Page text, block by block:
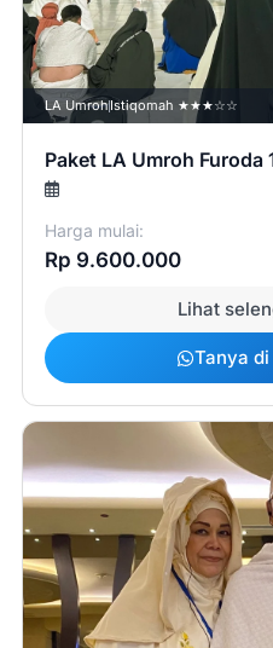
LA UmrohIstiqomah ★★★☆☆
Paket LA Umroh Furoda
Harga mulai:
Rp 9.600.000
Lihat
Tanya